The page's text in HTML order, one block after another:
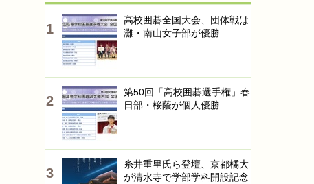
高校囲碁全国大会、団体戦は
灘・南山女子部が優勝
第50回「高校囲碁選手権」春
日部・桜蔭が個人優勝
糸井重里氏ら登壇、京都橘大
が清水寺で学部学科開設記念